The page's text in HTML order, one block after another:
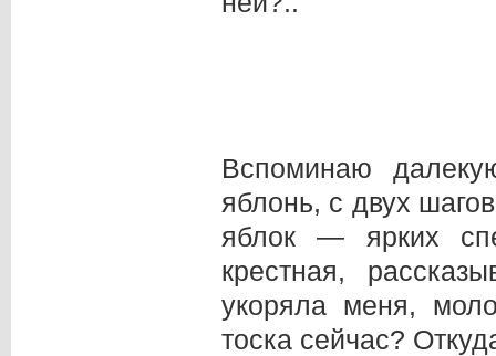
Вспоминаю
яблонь, с двух
яблок — ярких
крестная,
укоряла меня,
тоска сейчас?